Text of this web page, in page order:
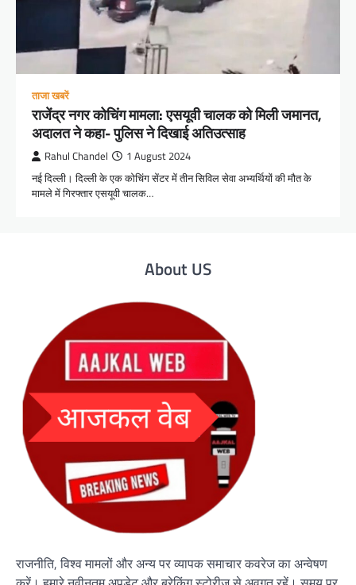
ताजा खबरें
राजेंद्र नगर कोचिंग मामला: एसयूवी चालक को मिली जमानत,
अदालत ने कहा- पुलिस ने दिखाई अतिउत्साह
Rahul Chandel 1 August 2024
नई दिल्ली। दिल्ली के एक कोचिंग सेंटर में तीन सिविल सेवा अभ्यर्थियों की मौत के
मामले में गिरफ्तार एसयूवी चालक…
About US
राजनीति, विश्व मामलों और अन्य पर व्यापक समाचार कवरेज का अन्वेषण